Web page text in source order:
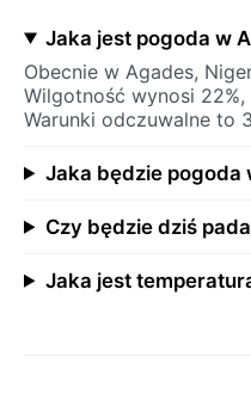
Jaka jest pogoda w
Obecnie w Agades,
Wilgotność wynosi
Warunki odczuwalne to
Jaka będzie pogoda
Czy będzie dziś
Jaka jest